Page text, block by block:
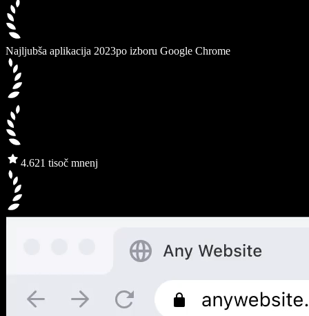
Najljubša aplikacija 2023po izboru Google Chrome
4.621 tisoč mnenj